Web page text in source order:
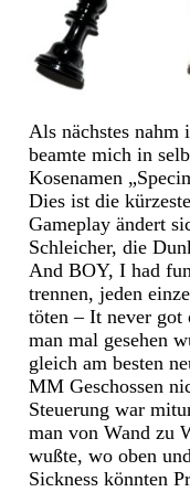
Als nächstes
beamte mich in
Kosenamen
Dies ist die
Gameplay ändert
Schleicher, die
And BOY, I had
trennen, jeden
töten – It never got
man mal gesehen
gleich am besten
MM Geschossen
Steuerung war
man von Wand zu
wußte, wo oben
Sickness könnten